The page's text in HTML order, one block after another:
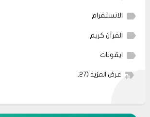
الانستقرام
القرآن كريم
ايقونات
عرض المزيد (27)